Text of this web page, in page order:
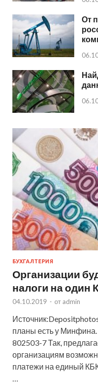
От
БУХГАЛТЕРИЯ
Организации
налоги на один
04.10.2019 - от admin
планы есть у
802503-7 Так,
организациям
платежи на единый
…